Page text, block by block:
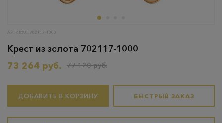
АРТИКУЛ: 702117-1000
Крест из золота 702117-1000
73 264 руб.
77 120 руб.
ДОБАВИТЬ В КОРЗИНУ БЫСТРЫЙ ЗАКАЗ